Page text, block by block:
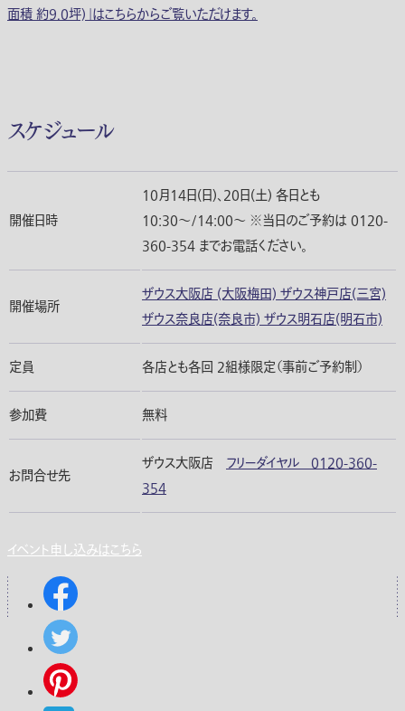
面積 約9.0坪)」はこちらからご覧いただけます。
スケジュール
開催日時
10月14日(日)、20日(土) 各日とも
10:30〜/14:00〜 ※当日のご予約は 0120-
360-354 までお電話ください。
開催場所
ザウス大阪店 (大阪梅田) ザウス神戸店(三宮)
ザウス奈良店(奈良市) ザウス明石店(明石市)
定員 各店とも各回 2組様限定（事前ご予約制）
参加費 無料
お問合せ先
ザウス大阪店 フリーダイヤル 0120-360-
354
イベント申し込みはこちら